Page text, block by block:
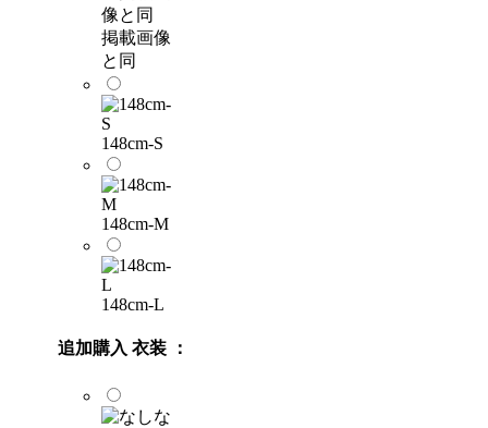
掲載画像
と同
148cm-S
148cm-M
148cm-L
追加購入 衣装 ：
な